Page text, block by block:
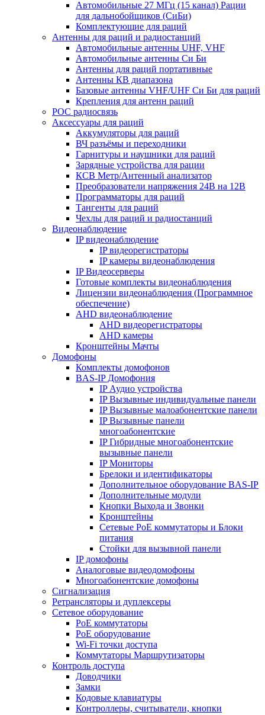
Автомобильные 27 МГц (15 канал) Рации
для дальнобойщиков (СиБи)
Комплектующие для раций
Антенны для раций и радиостанций
Автомобильные антенны UHF, VHF
Автомобильные антенны Си Би
Антенны для раций портативные
Антенны КВ диапазона
Базовые антенны VHF/UHF Си Би для раций
Крепления для антенн раций
POC радиосвязь
Аксессуары для раций
Аккумуляторы для раций
ВЧ разъёмы и переходники
Гарнитуры и наушники для раций
Зарядные устройства для рации
КСВ Метр/Антенный анализатор
Преобразователи напряжения 24В на 12В
Программаторы для раций
Тангенты для раций
Чехлы для раций и радиостанций
Видеонаблюдение
IP видеонаблюдение
IP видеорегистраторы
IP камеры видеонаблюдения
IP Видеосерверы
Готовые комплекты видеонаблюдения
Лицензии видеонаблюдения (Программное
обеспечение)
AHD видеонаблюдение
AHD видеорегистраторы
AHD камеры
Кронштейны Мачты
Домофоны
Комплекты домофонов
BAS-IP Домофония
IP Аудио устройства
IP Вызывные индивидуальные панели
IP Вызывные малоабонентские панели
IP Вызывные панели
многоабонентские
IP Гибридные многоабонентские
вызывные панели
IP Мониторы
Брелоки и идентификаторы
Дополнительное оборудование BAS-IP
Дополнительные модули
Кнопки Выхода и Звонки
Кронштейны
Сетевые PoE коммутаторы и Блоки
питания
Стойки для вызывной панели
IP домофоны
Аналоговые видеодомофоны
Многоабонентские домофоны
Сигнализация
Ретрансляторы и дуплексеры
Сетевое оборудование
PoE коммутаторы
PoE оборудование
Wi-Fi точки доступа
Коммутаторы Маршрутизаторы
Контроль доступа
Доводчики
Замки
Кодовые клавиатуры
Контроллеры, считыватели, кнопки